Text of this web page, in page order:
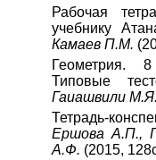
Рабочая
учебнику
Камаев П.М.
Геометрия.
Типовые
Гаиашвили М.Я.
Тетрадь-
Ершова А.П.,
А.Ф. (2015,